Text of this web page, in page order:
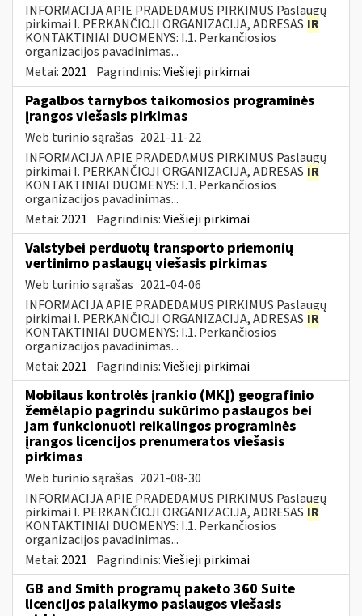
INFORMACIJA APIE PRADEDAMUS PIRKIMUS Paslaugų
pirkimai I. PERKANČIOJI ORGANIZACIJA, ADRESAS IR
KONTAKTINIAI DUOMENYS: I.1. Perkančiosios
organizacijos pavadinimas...
Metai: 2021 Pagrindinis:Viešieji pirkimai
Pagalbos tarnybos taikomosios programinės
įrangos viešasis pirkimas
Web turinio sąrašas 2021-11-22
INFORMACIJA APIE PRADEDAMUS PIRKIMUS Paslaugų
pirkimai I. PERKANČIOJI ORGANIZACIJA, ADRESAS IR
KONTAKTINIAI DUOMENYS: I.1. Perkančiosios
organizacijos pavadinimas...
Metai: 2021 Pagrindinis:Viešieji pirkimai
Valstybei perduotų transporto priemonių
vertinimo paslaugų viešasis pirkimas
Web turinio sąrašas 2021-04-06
INFORMACIJA APIE PRADEDAMUS PIRKIMUS Paslaugų
pirkimai I. PERKANČIOJI ORGANIZACIJA, ADRESAS IR
KONTAKTINIAI DUOMENYS: I.1. Perkančiosios
organizacijos pavadinimas...
Metai: 2021 Pagrindinis:Viešieji pirkimai
Mobilaus kontrolės įrankio (MKĮ) geografinio
žemėlapio pagrindu sukūrimo paslaugos bei
jam funkcionuoti reikalingos programinės
įrangos licencijos prenumeratos viešasis
pirkimas
Web turinio sąrašas 2021-08-30
INFORMACIJA APIE PRADEDAMUS PIRKIMUS Paslaugų
pirkimai I. PERKANČIOJI ORGANIZACIJA, ADRESAS IR
KONTAKTINIAI DUOMENYS: I.1. Perkančiosios
organizacijos pavadinimas...
Metai: 2021 Pagrindinis:Viešieji pirkimai
GB and Smith programų paketo 360 Suite
licencijos palaikymo paslaugos viešasis